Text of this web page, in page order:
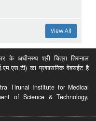
View All
के अधीनस्थ श्री चित्रा तिरुनाल
का प्रशासनिक वेबसईट है
Tirunal Institute for Medical
of Science & Technology,